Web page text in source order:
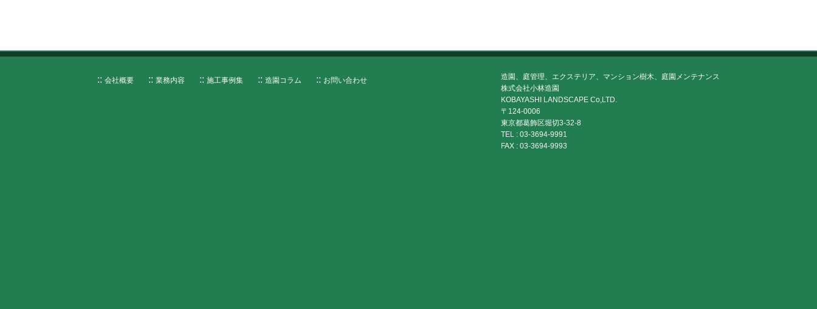
会社概要 業務内容 施工事例集 造園コラム お問い合わせ
造園、庭管理、エクステリア、マンション樹木、庭園メンテナンス
株式会社小林造園
KOBAYASHI LANDSCAPE Co,LTD.
〒124-0006
東京都葛飾区堀切3-32-8
TEL : 03-3694-9991
FAX : 03-3694-9993